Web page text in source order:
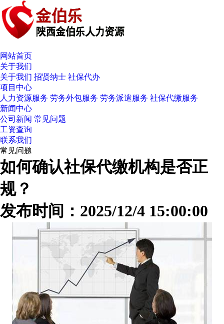
网站首页
关于我们
关于我们 招贤纳士 社保代办
项目中心
人力资源服务 劳务外包服务 劳务派遣服务 社保代缴服务
新闻中心
公司新闻 常见问题
工资查询
联系我们
常见问题
如何确认社保代缴机构是否正
规？
发布时间：2025/12/4 15:00:00